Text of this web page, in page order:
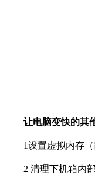
让电脑变快的其
1设置虚拟内存
2 清理下机箱内